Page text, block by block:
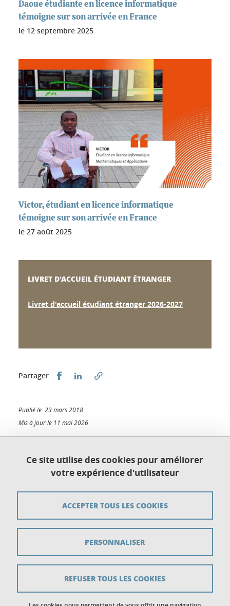
Daoue étudiante en licence informatique
témoigne sur son arrivée en France
le 12 septembre 2025
Victor, étudiant en licence informatique
témoigne sur son arrivée en France
le 27 août 2025
LIVRET D'ACCUEIL ÉTUDIANT ÉTRANGER
Livret d'accueil étudiant étranger 2026-2027
Partager Partager sur Facebook
Partager sur LinkedIn
Publié le 23 mars 2018
Mis à jour le 11 mai 2026
Mentions légales
Données personnelles
Gestion des cookies
Accessibilité : non conforme
Ce site utilise des cookies pour améliorer
votre expérience d'utilisateur
ACCEPTER TOUS LES COOKIES
REFUSER TOUS LES COOKIES
PERSONNALISER